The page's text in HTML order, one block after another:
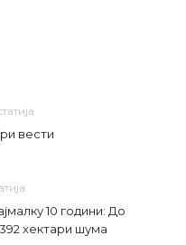
вести
10 години: До
хектари шума